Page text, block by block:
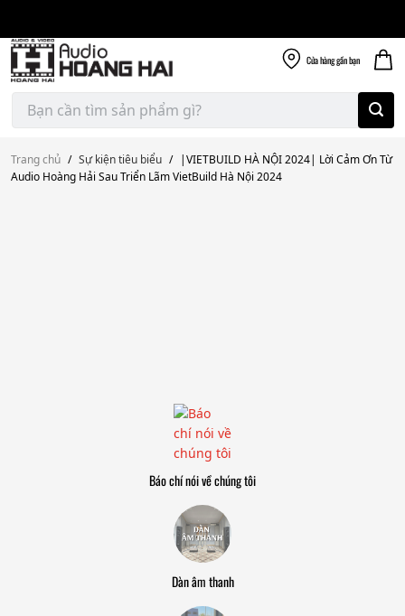
content
Cửa hànggần bạn
Tìm
kiếm:
Trang chủ / Sự kiện tiêu biểu / |VIETBUILD HÀ NỘI 2024| Lời Cảm Ơn Từ
Audio Hoàng Hải Sau Triển Lãm VietBuild Hà Nội 2024
Báo chí nói về chúng tôi
Dàn âm thanh